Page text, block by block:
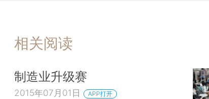
相关阅读
制造业升级赛
2015年07月01日 APP打开